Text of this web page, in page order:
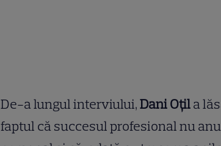
De-a lungul interviului,Dani Oțila
faptul că succesul profesional nu